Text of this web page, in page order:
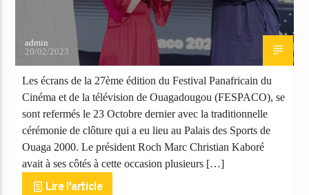
admin
20/02/2023
Les écrans de la 27ème édition du Festival Panafricain du
Cinéma et de la télévision de Ouagadougou (FESPACO), se
sont refermés le 23 Octobre dernier avec la traditionnelle
cérémonie de clôture qui a eu lieu au Palais des Sports de
Ouaga 2000. Le président Roch Marc Christian Kaboré
avait à ses côtés à cette occasion plusieurs […]
Lire l'article